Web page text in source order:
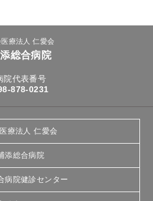
療法人 仁愛会
総合病院
院代表番号
878-0231
療法人 仁愛会
添総合病院
病院健診センター